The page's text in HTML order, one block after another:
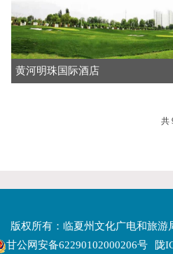
黄河明珠国际酒店
共
版权所有：临夏州文化广电和旅游
甘公网安备62290102000206号
陇